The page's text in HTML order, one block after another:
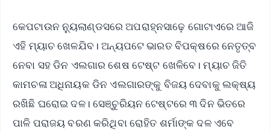
କେପଟାଉନ ନ୍ୟୁଲାଣ୍ଡସରେ ଅପରାହ୍ନସାଢ଼େ ଗୋଟାଏରେ ଆଜି
ଏହି ମ୍ୟାଚ ଖେଳଯିବ। ଅନ୍ୟପଟେ ଭାରତ ବିପକ୍ଷରେ ନେତୃତ୍ବ
ନେବା ସହ ଡିନ ଏଲଗାର ଶେଷ ଟେଷ୍ଟ ଖେଳିବେ। ମ୍ୟାଚ ଜିତି
କାମଚଳା ଅଧିନାୟକ ଡିନ ଏଲଗାରଙ୍କୁ ବିଜୟ ଦେବାକୁ ଲକ୍ଷ୍ୟ
ରଖିଛି ଘରୋଇ ଦଳ। ସେଞ୍ଚୁରିୟନ ଟେଷ୍ଟରେ ୩ ଦିନ ଭିତରେ
ପାଳି ପରାଜୟ ବରଣ କରିଥିବା ରୋହିତ ଶର୍ମାଙ୍କ ଦଳ ଏବେ